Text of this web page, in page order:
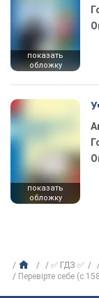
показать
обложку
показать
обложку
✅ ГДЗ ✅
Перевірте себе